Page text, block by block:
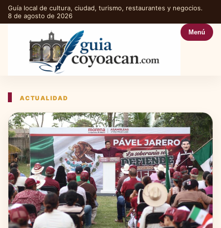
Guía local de cultura, ciudad, turismo, restaurantes y negocios.
8 de agosto de 2026
Menú
ACTUALIDAD